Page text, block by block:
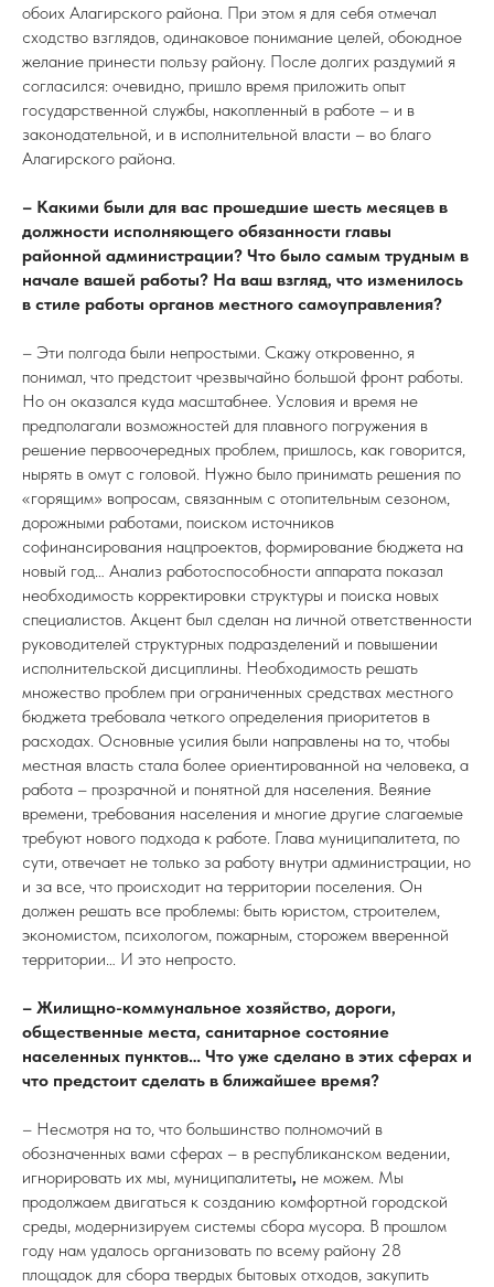
обоих Алагирского района. При этом я для себя отмечал
сходство взглядов, одинаковое понимание целей, обоюдное
желание принести пользу району. После долгих раздумий я
согласился: очевидно, пришло время приложить опыт
государственной службы, накопленный в работе – и в
законодательной, и в исполнительной власти – во благо
Алагирского района.
– Какими были для вас прошедшие шесть месяцев в
должности исполняющего обязанности главы
районной администрации? Что было самым трудным в
начале вашей работы? На ваш взгляд, что изменилось
в стиле работы органов местного самоуправления?
– Эти полгода были непростыми. Скажу откровенно, я
понимал, что предстоит чрезвычайно большой фронт работы.
Но он оказался куда масштабнее. Условия и время не
предполагали возможностей для плавного погружения в
решение первоочередных проблем, пришлось, как говорится,
нырять в омут с головой. Нужно было принимать решения по
«горящим» вопросам, связанным с отопительным сезоном,
дорожными работами, поиском источников
софинансирования нацпроектов, формирование бюджета на
новый год… Анализ работоспособности аппарата показал
необходимость корректировки структуры и поиска новых
специалистов. Акцент был сделан на личной ответственности
руководителей структурных подразделений и повышении
исполнительской дисциплины. Необходимость решать
множество проблем при ограниченных средствах местного
бюджета требовала четкого определения приоритетов в
расходах. Основные усилия были направлены на то, чтобы
местная власть стала более ориентированной на человека, а
работа – прозрачной и понятной для населения. Веяние
времени, требования населения и многие другие слагаемые
требуют нового подхода к работе. Глава муниципалитета, по
сути, отвечает не только за работу внутри администрации, но
и за все, что происходит на территории поселения. Он
должен решать все проблемы: быть юристом, строителем,
экономистом, психологом, пожарным, сторожем вверенной
территории… И это непросто.
– Жилищно-коммунальное хозяйство, дороги,
общественные места, санитарное состояние
населенных пунктов… Что уже сделано в этих сферах и
что предстоит сделать в ближайшее время?
– Несмотря на то, что большинство полномочий в
обозначенных вами сферах – в республиканском ведении,
игнорировать их мы, муниципалитеты, не можем. Мы
продолжаем двигаться к созданию комфортной городской
среды, модернизируем системы сбора мусора. В прошлом
году нам удалось организовать по всему району 28
площадок для сбора твердых бытовых отходов, закупить